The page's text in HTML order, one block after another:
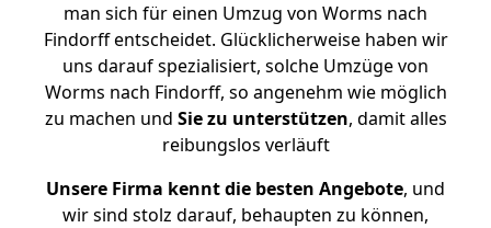
man sich für einen Umzug von Worms nach
Findorff entscheidet. Glücklicherweise haben wir
uns darauf spezialisiert, solche Umzüge von
Worms nach Findorff, so angenehm wie möglich
zu machen und Sie zu unterstützen, damit alles
reibungslos verläuft
Unsere Firma kennt die besten Angebote, und
wir sind stolz darauf, behaupten zu können,